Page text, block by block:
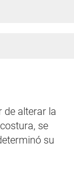
de alterar la
se
su